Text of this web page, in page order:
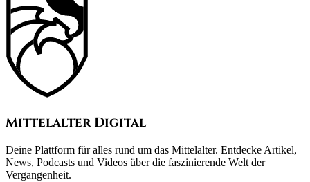
Mittelalter Digital
Deine Plattform für alles rund um das Mittelalter. Entdecke Artikel,
News, Podcasts und Videos über die faszinierende Welt der
Vergangenheit.